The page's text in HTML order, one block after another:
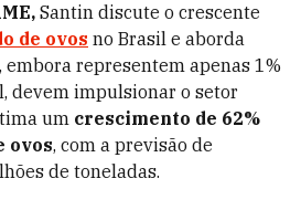
Santin discute o crescente
de ovos no Brasil e aborda
embora representem apenas 1%
devem impulsionar o setor
um crescimento de 62%
ovos, com a previsão de
de toneladas.